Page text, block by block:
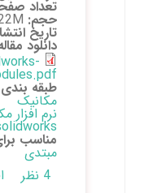
تعداد
حجم:2.22M
تاریخ
دانلود مقاله:
طبقه بندی
مکانیک
نرم افزار
solidworks
مناسب
مبتدی